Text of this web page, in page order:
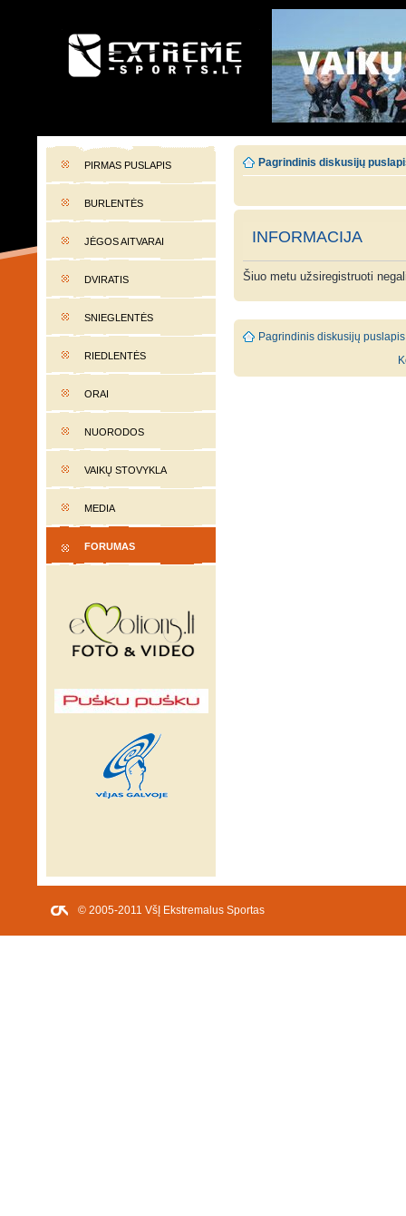
EXTREME-SPORTS.LT
PIRMAS PUSLAPIS
BURLENTĖS
JĖGOS AITVARAI
DVIRATIS
SNIEGLENTĖS
RIEDLENTĖS
ORAI
NUORODOS
VAIKŲ STOVYKLA
MEDIA
FORUMAS
Pagrindinis diskusijų
INFORMACIJA
Šiuo metu užsiregistruoti
Pagrindinis diskusijų puslapis
© 2005-2011 VšĮ Ekstremalus Sportas